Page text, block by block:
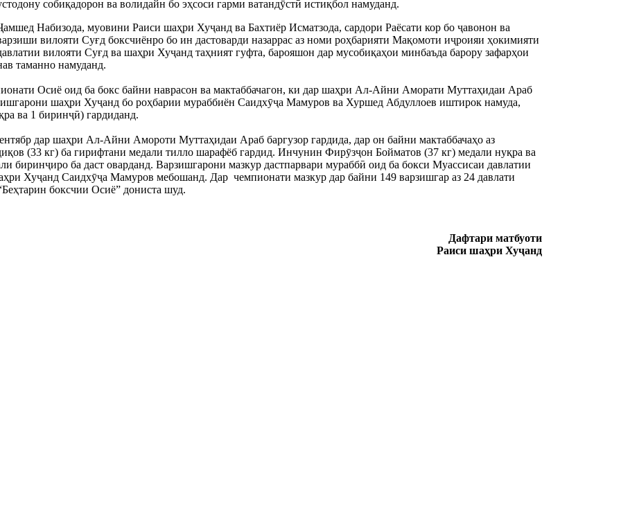
собиқадорон ва волидайн бо эҳсоси гарми ватандӯстӣ истиқбол намуданд.
Набизода, муовини Раиси шаҳри Хуҷанд ва Бахтиёр Исматзода, сардори Раёсати кор бо ҷавонон ва
вилояти Суғд боксчиёнро бо ин дастоварди назаррас аз номи роҳбарияти Мақомоти иҷроияи ҳокимияти
вилояти Суғд ва шаҳри Хуҷанд таҳният гуфта, барояшон дар мусобиқаҳои минбаъда барору зафарҳои
таманно намуданд.
Осиё оид ба бокс байни наврасон ва мактаббачагон, ки дар шаҳри Ал-Айни Аморати Муттаҳидаи Араб
шаҳри Хуҷанд бо роҳбарии мураббиён Саидхӯҷа Мамуров ва Хуршед Абдуллоев иштирок намуда,
ва 1 биринҷӣ) гардиданд.
дар шаҳри Ал-Айни Амороти Муттаҳидаи Араб баргузор гардида, дар он байни мактаббачаҳо аз
(33 кг) ба гирифтани медали тилло шарафёб гардид. Инчунин Фирӯзҷон Бойматов (37 кг) медали нуқра ва
биринҷиро ба даст оварданд. Варзишгарони мазкур дастпарвари мураббӣ оид ба бокси Муассисаи давлатии
Хуҷанд Саидхӯҷа Мамуров мебошанд. Дар  чемпионати мазкур дар байни 149 варзишгар аз 24 давлати
боксчии Осиё” дониста шуд.
Дафтари матбуоти
Раиси шаҳри Хуҷанд